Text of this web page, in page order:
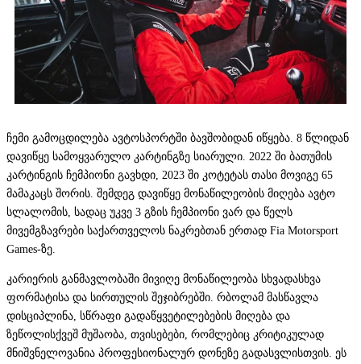
⁠ჩემი გამოცდილება ავტოსპორტში ბავშობიდან იწყება. 8 წლიდან
დავიწყე სამოყვარულო კარტინგზე სიარული. 2022 ში ბათუმის
კარტინგის ჩემპიონი გავხდი, 2023 ში კოტეტას თასი მოვიგე 65
მამაკაცს შორის. შემდეგ დავიწყე მონაწილეობის მიღება ავტო
სლალომის, სადაც უკვე 3 გზის ჩემპიონი ვარ და წელს
მივემგზავრები საქართველოს ნაკრებთან ერთად Fia Motorsport
Games-ზე.
კარიერის განმავლობაში მივიღე მონაწილეობა სხვადასხვა
ფორმატისა და სირთულის შეჯიბრებში. რბოლამ მასწავლა
დისციპლინა, სწრაფი გადაწყვეტილებების მიღება და
ზეწოლისქვეშ მუშაობა, თვისებები, რომლებიც კრიტიკულად
მნიშვნელოვანია პროფესიონალურ დონეზე გადასვლისთვის. ეს